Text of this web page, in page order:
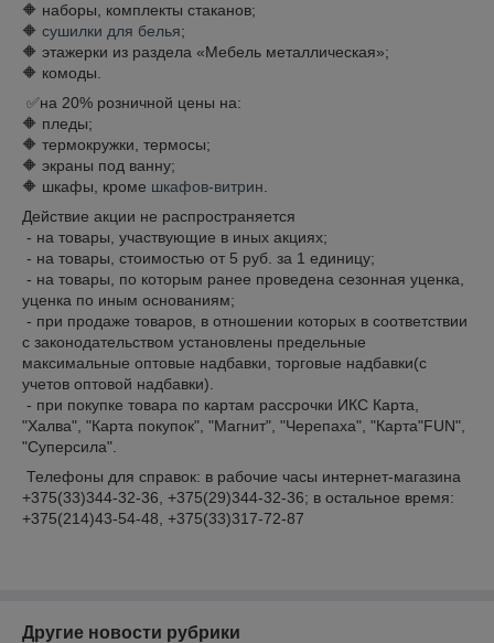
🔶 наборы, комплекты стаканов;
🔶 сушилки для белья;
🔶 этажерки из раздела «Мебель металлическая»;
🔶 комоды.
✅на 20% розничной цены на:
🔶 пледы;
🔶 термокружки, термосы;
🔶 экраны под ванну;
🔶 шкафы, кроме шкафов-витрин
Действие акции не распространяется
- на товары, участвующие в иных акциях;
- на товары, стоимостью от 5 руб. за 1 единицу;
- на товары, по которым ранее проведена сезонная уценка,
уценка по иным основаниям;
- при продаже товаров, в отношении которых в соответствии
с законодательством установлены предельные
максимальные оптовые надбавки, торговые надбавки(с
учетов оптовой надбавки).
- при покупке товара по картам рассрочки ИКС Карта,
"Халва", "Карта покупок", "Магнит", "Черепаха", "Карта"FUN",
"Суперсила".
Телефоны для справок: в рабочие часы интернет-магазина
+375(33)344-32-36, +375(29)344-32-36; в остальное время:
+375(214)43-54-48, +375(33)317-72-87
Другие новости рубрики